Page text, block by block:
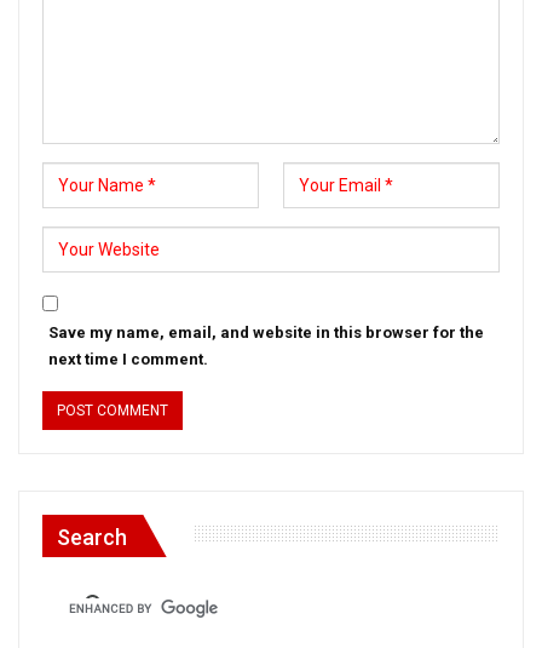
Save my name, email, and website in this browser for the
next time I comment.
Search